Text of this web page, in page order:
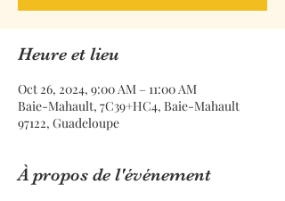
Heure et lieu
Oct 26, 2024, 9:00 AM – 11:00 AM
Baie-Mahault, 7C39+HC4, Baie-Mahault
97122, Guadeloupe
À propos de l'événement